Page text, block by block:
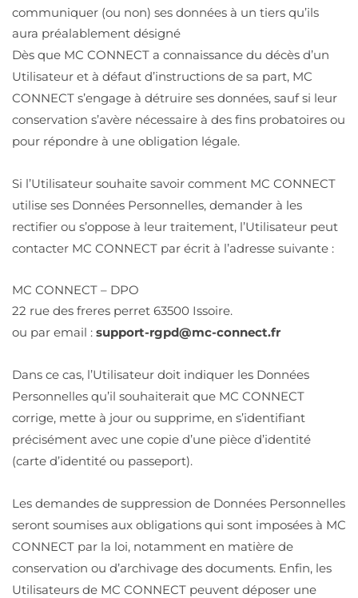
communiquer (ou non) ses données à un tiers qu’ils
aura préalablement désigné
Dès que MC CONNECT a connaissance du décès d’un
Utilisateur et à défaut d’instructions de sa part, MC
CONNECT s’engage à détruire ses données, sauf si leur
conservation s’avère nécessaire à des fins probatoires ou
pour répondre à une obligation légale.
Si l’Utilisateur souhaite savoir comment MC CONNECT
utilise ses Données Personnelles, demander à les
rectifier ou s’oppose à leur traitement, l’Utilisateur peut
contacter MC CONNECT par écrit à l’adresse suivante :
MC CONNECT – DPO
22 rue des freres perret 63500 Issoire.
ou par email : support-rgpd@mc-connect.fr
Dans ce cas, l’Utilisateur doit indiquer les Données
Personnelles qu’il souhaiterait que MC CONNECT
corrige, mette à jour ou supprime, en s’identifiant
précisément avec une copie d’une pièce d’identité
(carte d’identité ou passeport).
Les demandes de suppression de Données Personnelles
seront soumises aux obligations qui sont imposées à MC
CONNECT par la loi, notamment en matière de
conservation ou d’archivage des documents. Enfin, les
Utilisateurs de MC CONNECT peuvent déposer une